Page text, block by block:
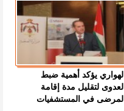
الهواري يؤكد أهمية ضبط
العدوى لتقليل مدة إقامة
المرضى في المستشفيات